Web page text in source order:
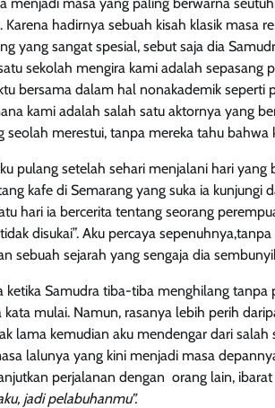
hadirnya sebuah kisah klasik masa
yang sangat spesial, sebut saja dia
sekolah mengira kami adalah sepasang
bersama dalam hal nonakademik seperti
kami adalah salah satu aktornya yang
merestui, tanpa mereka tahu bahwa
pulang setelah sehari menjalani hari yang
kafe di Semarang yang suka ia kunjungi
hari ia bercerita tentang seorang
disukai”. Aku percaya
sebuah sejarah yang sengaja dia
ketika Samudra tiba-tiba menghilang tanpa
mulai. Namun, rasanya lebih perih
lama kemudian aku mendengar dari
lalunya yang kini menjadi masa
perjalanan dengan orang lain,
jadi pelabuhanmu”.